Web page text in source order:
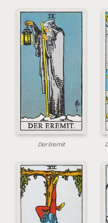
Der Eremit